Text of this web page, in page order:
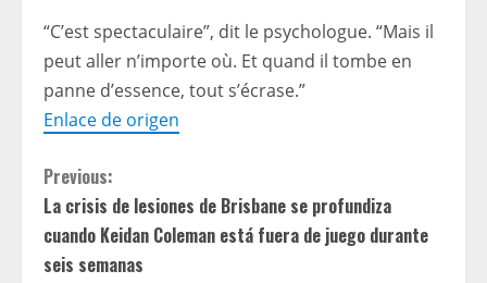
“C’est spectaculaire”, dit le psychologue. “Mais il
peut aller n’importe où. Et quand il tombe en
panne d’essence, tout s’écrase.”
Enlace de origen
C
o
Previous:
La crisis de lesiones de Brisbane se profundiza
cuando Keidan Coleman está fuera de juego durante
seis semanas